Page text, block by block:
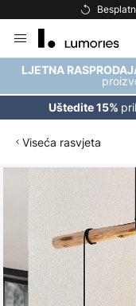
to
Content
LJETNA
Uštedite 15%
Viseća rasvjeta
the
images